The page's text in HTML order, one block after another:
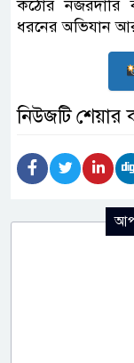
কঠোর নজরদারি
ধরনের অভিযান
নিউজটি